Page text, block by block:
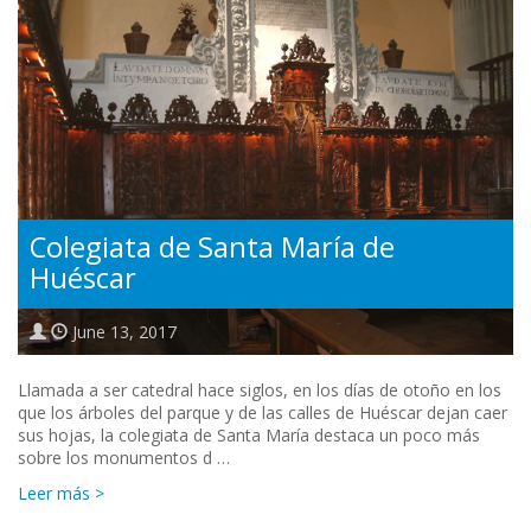
Colegiata de Santa María de
Huéscar
June 13, 2017
Llamada a ser catedral hace siglos, en los días de otoño en los
que los árboles del parque y de las calles de Huéscar dejan caer
sus hojas, la colegiata de Santa María destaca un poco más
sobre los monumentos d …
Leer más >